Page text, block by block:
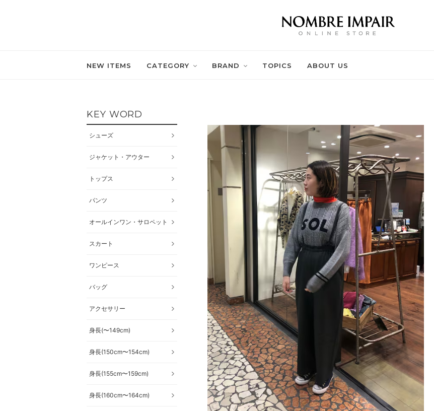
NEW ITEMS CATEGORY BRAND TOPICS ABOUT US
KEY WORD
シューズ
ジャケット・アウター
トップス
パンツ
オールインワン・サロペット
スカート
ワンピース
バッグ
アクセサリー
身長(〜149cm)
身長(150cm〜154cm)
身長(155cm〜159cm)
身長(160cm〜164cm)